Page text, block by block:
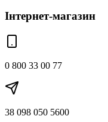
Інтернет-магазин
0 800 33 00 77
38 098 050 5600